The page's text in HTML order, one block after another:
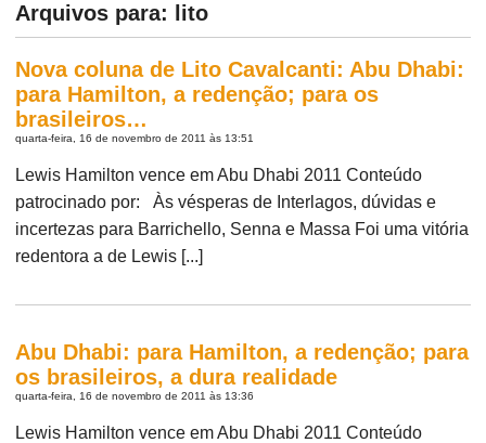
Arquivos para: lito
Nova coluna de Lito Cavalcanti: Abu Dhabi:
para Hamilton, a redenção; para os
brasileiros…
quarta-feira, 16 de novembro de 2011 às 13:51
Lewis Hamilton vence em Abu Dhabi 2011 Conteúdo
patrocinado por: Às vésperas de Interlagos, dúvidas e
incertezas para Barrichello, Senna e Massa Foi uma vitória
redentora a de Lewis [...]
Abu Dhabi: para Hamilton, a redenção; para
os brasileiros, a dura realidade
quarta-feira, 16 de novembro de 2011 às 13:36
Lewis Hamilton vence em Abu Dhabi 2011 Conteúdo